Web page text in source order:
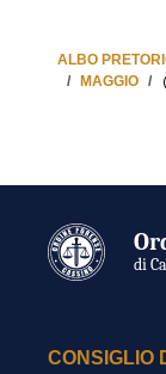
ALBO
MAGGIO
di
CONSIGLIO